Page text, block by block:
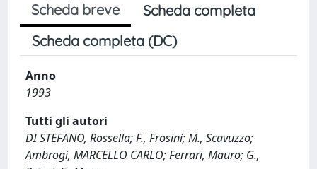
Scheda breve
Scheda completa
Scheda completa (DC)
Anno
1993
Tutti gli autori
DI STEFANO, Rossella; F., Frosini; M., Scavuzzo;
Ambrogi, MARCELLO CARLO; Ferrari, Mauro; G.,